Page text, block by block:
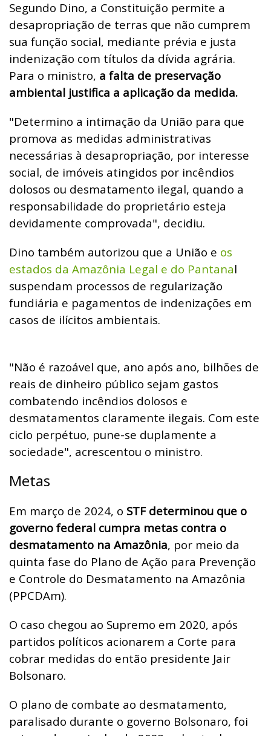
Segundo Dino, a Constituição permite a
desapropriação de terras que não cumprem
sua função social, mediante prévia e justa
indenização com títulos da dívida agrária.
Para o ministro, a falta de preservação
ambiental justifica a aplicação da medida.
"Determino a intimação da União para que
promova as medidas administrativas
necessárias à desapropriação, por interesse
social, de imóveis atingidos por incêndios
dolosos ou desmatamento ilegal, quando a
responsabilidade do proprietário esteja
devidamente comprovada", decidiu.
Dino também autorizou que a União e os
estados da Amazônia Legal e do Pantanal
suspendam processos de regularização
fundiária e pagamentos de indenizações em
casos de ilícitos ambientais.
"Não é razoável que, ano após ano, bilhões de
reais de dinheiro público sejam gastos
combatendo incêndios dolosos e
desmatamentos claramente ilegais. Com este
ciclo perpétuo, pune-se duplamente a
sociedade", acrescentou o ministro.
Metas
Em março de 2024, o STF determinou que o
governo federal cumpra metas contra o
desmatamento na Amazônia, por meio da
quinta fase do Plano de Ação para Prevenção
e Controle do Desmatamento na Amazônia
(PPCDAm).
O caso chegou ao Supremo em 2020, após
partidos políticos acionarem a Corte para
cobrar medidas do então presidente Jair
Bolsonaro.
O plano de combate ao desmatamento,
paralisado durante o governo Bolsonaro, foi